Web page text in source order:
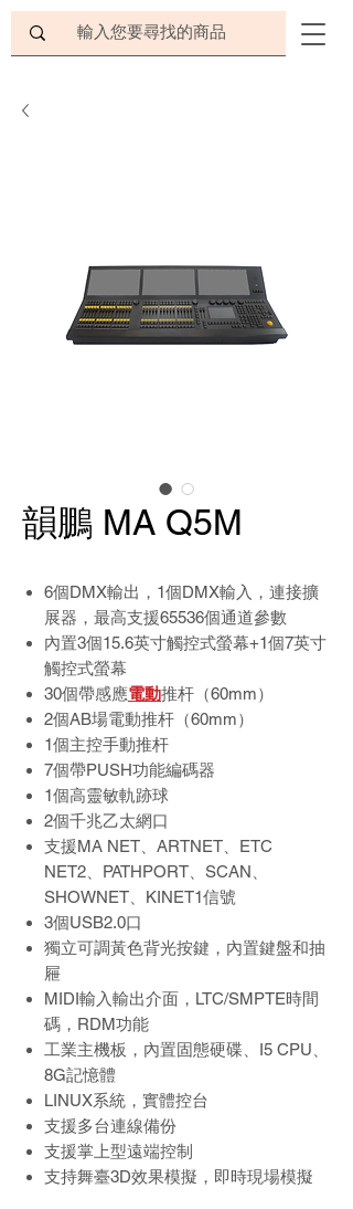
韻鵬 MA Q5M
6個DMX輸出， 1個DMX輸入，連接擴
展器，最高支援65536個通道參數
內置3個15.6英寸觸控式螢幕+1個7英寸
觸控式螢幕
30個帶感應電動推杆（60mm）
2個AB場電動推杆（60mm）
1個主控手動推杆
7個帶PUSH功能編碼器
1個高靈敏軌跡球
2個千兆乙太網口
支援MA NET ARTNET
ETC
NET2
PATHPORT SCAN
SHOWNET
KINET1信號
3個USB2.0口
獨立可調黃色背光按鍵，內置鍵盤和抽
屜
MIDI輸入輸出介面， LTC/SMPTE時間
碼， RDM功能
工業主機板，內置固態硬碟 、I5 CPU、
8G記憶體
LINUX系統，實體控台
支援多台連線備份
支援掌上型遠端控制
支持舞臺3D效果模擬，即時現場模擬